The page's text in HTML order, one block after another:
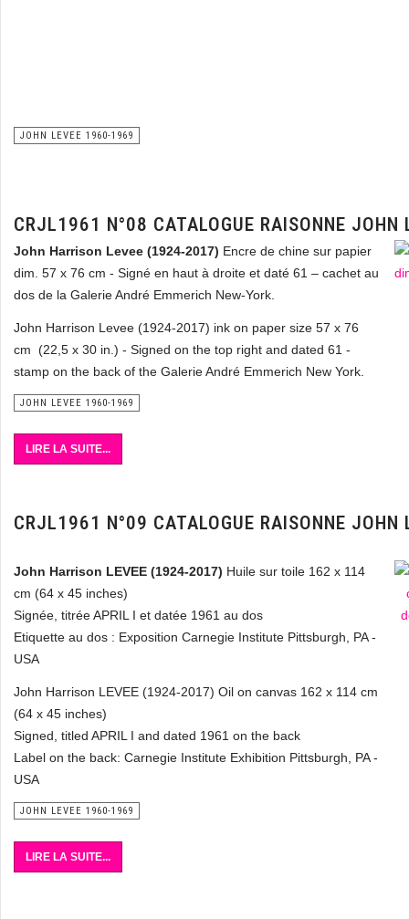
JOHN LEVEE 1960-1969
CRJL1961 N°08 CATALOGUE RAISONNE JOHN
John Harrison Levee (1924-2017) Encre de chine sur papier
dim. 57 x 76 cm - Signé en haut à droite et daté 61 – cachet au
dos de la Galerie André Emmerich New-York.
John Harrison Levee (1924-2017) ink on paper size 57 x 76
cm (22,5 x 30 in.) - Signed on the top right and dated 61 -
stamp on the back of the Galerie André Emmerich New York.
JOHN LEVEE 1960-1969
LIRE LA SUITE...
CRJL1961 N°09 CATALOGUE RAISONNE JOHN
John Harrison LEVEE (1924-2017) Huile sur toile 162 x 114
cm (64 x 45 inches)
Signée, titrée APRIL I et datée 1961 au dos
Etiquette au dos : Exposition Carnegie Institute Pittsburgh, PA -
USA
John Harrison LEVEE (1924-2017) Oil on canvas 162 x 114 cm
(64 x 45 inches)
Signed, titled APRIL I and dated 1961 on the back
Label on the back: Carnegie Institute Exhibition Pittsburgh, PA -
USA
JOHN LEVEE 1960-1969
LIRE LA SUITE...